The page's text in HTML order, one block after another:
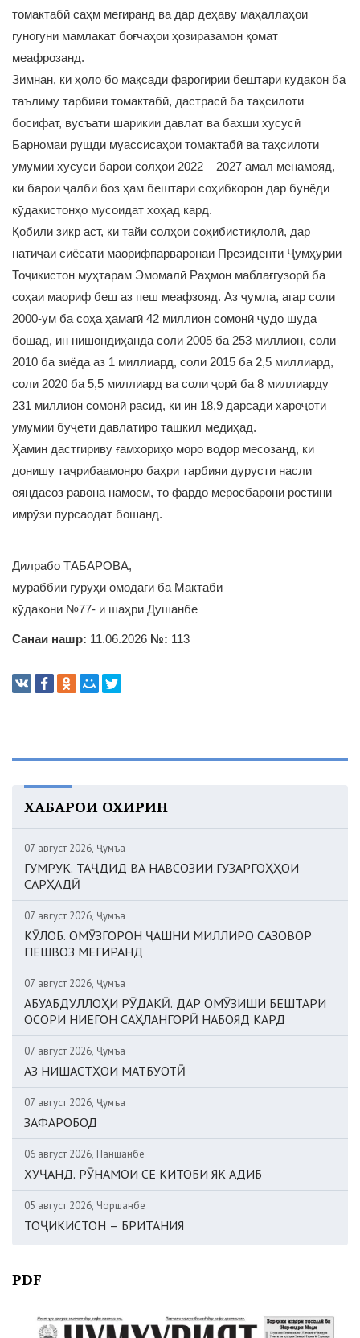
томактабӣ саҳм мегиранд ва дар деҳаву маҳаллаҳои
гуногуни мамлакат боғчаҳои ҳозиразамон қомат
меафрозанд.
Зимнан, ки ҳоло бо мақсади фарогирии бештари кӯдакон ба
таълиму тарбияи томактабӣ, дастрасӣ ба таҳсилоти
босифат, вусъати шарикии давлат ва бахши хусусӣ
Барномаи рушди муассисаҳои томактабӣ ва таҳсилоти
умумии хусусӣ барои солҳои 2022 – 2027 амал менамояд,
ки барои ҷалби боз ҳам бештари соҳибкорон дар бунёди
кӯдакистонҳо мусоидат хоҳад кард.
Қобили зикр аст, ки тайи солҳои соҳибистиқлолӣ, дар
натиҷаи сиёсати маорифпарваронаи Президенти Ҷумҳурии
Тоҷикистон муҳтарам Эмомалӣ Раҳмон маблағгузорӣ ба
соҳаи маориф беш аз пеш меафзояд. Аз ҷумла, агар соли
2000-ум ба соҳа ҳамагӣ 42 миллион сомонӣ ҷудо шуда
бошад, ин нишондиҳанда соли 2005 ба 253 миллион, соли
2010 ба зиёда аз 1 миллиард, соли 2015 ба 2,5 миллиард,
соли 2020 ба 5,5 миллиард ва соли ҷорӣ ба 8 миллиарду
231 миллион сомонӣ расид, ки ин 18,9 дарсади хароҷоти
умумии буҷети давлатиро ташкил медиҳад.
Ҳамин дастгириву ғамхориҳо моро водор месозанд, ки
донишу таҷрибаамонро баҳри тарбияи дурусти насли
ояндасоз равона намоем, то фардо меросбарони ростини
имрӯзи пурсаодат бошанд.
Дилрабо ТАБАРОВА,
мураббии гурӯҳи омодагӣ ба Мактаби
кӯдакони №77- и шаҳри Душанбе
Санаи нашр: 11.06.2026 №: 113
ХАБАРҲОИ ОХИРИН
07 август 2026, Ҷумъа
ГУМРУК. ТАҶДИД ВА НАВСОЗИИ ГУЗАРГОҲҲОИ
САРҲАДӢ
07 август 2026, Ҷумъа
КӮЛОБ. ОМӮЗГОРОН ҶАШНИ МИЛЛИРО САЗОВОР
ПЕШВОЗ МЕГИРАНД
07 август 2026, Ҷумъа
АБУАБДУЛЛОҲИ РӮДАКӢ. ДАР ОМӮЗИШИ БЕШТАРИ
ОСОРИ НИЁГОН САҲЛАНГОРӢ НАБОЯД КАРД
07 август 2026, Ҷумъа
АЗ НИШАСТҲОИ МАТБУОТӢ
07 август 2026, Ҷумъа
ЗАФАРОБОД
06 август 2026, Панҷшанбе
ХУҶАНД. РӮНАМОИ СЕ КИТОБИ ЯК АДИБ
05 август 2026, Чоршанбе
ТОҶИКИСТОН – БРИТАНИЯ
PDF